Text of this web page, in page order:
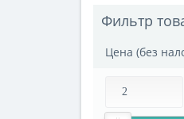
Фильтр
Цена (без